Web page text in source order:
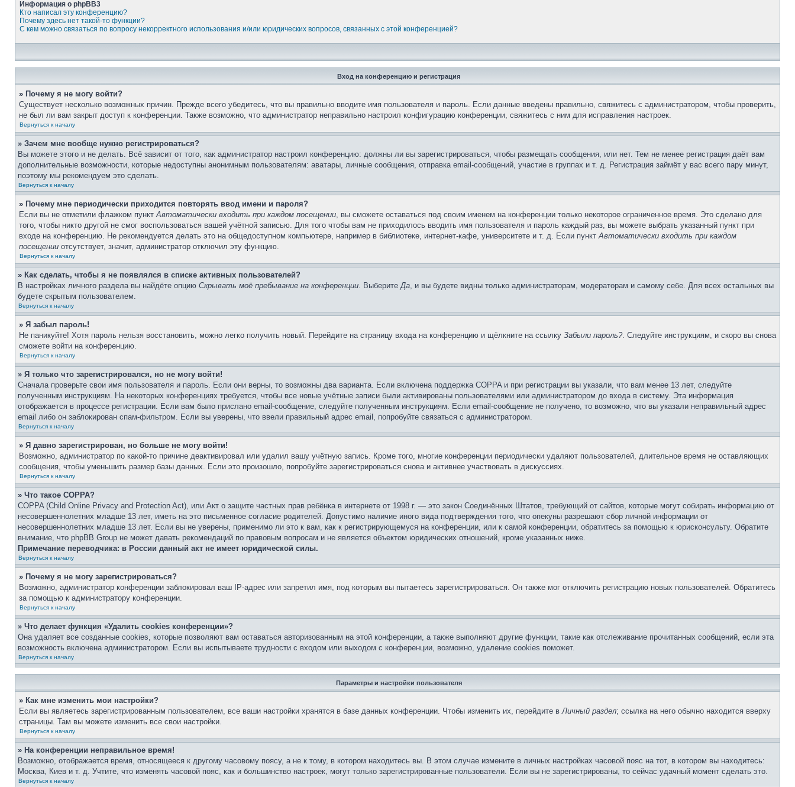
Информация о phpBB3
Кто написал эту конференцию?
Почему здесь нет такой-то функции?
С кем можно связаться по вопросу некорректного использования и/или юридических вопросов, связанных с этой конференцией?
Вход на конференцию и регистрация
» Почему я не могу войти?
Существует несколько возможных причин. Прежде всего убедитесь, что вы правильно вводите имя пользователя и пароль. Если данные введены правильно, свяжитесь с администратором, чтобы проверить,
не был ли вам закрыт доступ к конференции. Также возможно, что администратор неправильно настроил конфигурацию конференции, свяжитесь с ним для исправления настроек.
Вернуться к началу
» Зачем мне вообще нужно регистрироваться?
Вы можете этого и не делать. Всё зависит от того, как администратор настроил конференцию: должны ли вы зарегистрироваться, чтобы размещать сообщения, или нет. Тем не менее регистрация даёт вам
дополнительные возможности, которые недоступны анонимным пользователям: аватары, личные сообщения, отправка email-сообщений, участие в группах и т. д. Регистрация займёт у вас всего пару минут,
поэтому мы рекомендуем это сделать.
Вернуться к началу
» Почему мне периодически приходится повторять ввод имени и пароля?
Если вы не отметили флажком пунктАвтоматически входить при каждом посещении, вы сможете оставаться под своим именем на конференции только некоторое ограниченное время. Это сделано для
того, чтобы никто другой не смог воспользоваться вашей учётной записью. Для того чтобы вам не приходилось вводить имя пользователя и пароль каждый раз, вы можете выбрать указанный пункт при
входе на конференцию. Не рекомендуется делать это на общедоступном компьютере, например в библиотеке, интернет-кафе, университете и т. д. Если пунктАвтоматически входить при каждом
посещении отсутствует, значит, администратор отключил эту функцию.
Вернуться к началу
» Как сделать, чтобы я не появлялся в списке активных пользователей?
В настройках личного раздела вы найдёте опцию Скрывать моё пребывание на конференции. ВыберитеДа, и вы будете видны только администраторам, модераторам и самому себе. Для всех остальных вы
будете скрытым пользователем.
Вернуться к началу
» Я забыл пароль!
Не паникуйте! Хотя пароль нельзя восстановить, можно легко получить новый. Перейдите на страницу входа на конференцию и щёлкните на ссылку Забыли пароль?. Следуйте инструкциям, и скоро вы снова
сможете войти на конференцию.
Вернуться к началу
» Я только что зарегистрировался, но не могу войти!
Сначала проверьте свои имя пользователя и пароль. Если они верны, то возможны два варианта. Если включена поддержка COPPA и при регистрации вы указали, что вам менее 13 лет, следуйте
полученным инструкциям. На некоторых конференциях требуется, чтобы все новые учётные записи были активированы пользователями или администратором до входа в систему. Эта информация
отображается в процессе регистрации. Если вам было прислано email-сообщение, следуйте полученным инструкциям. Если email-сообщение не получено, то возможно, что вы указали неправильный адрес
email либо он заблокирован спам-фильтром. Если вы уверены, что ввели правильный адрес email, попробуйте связаться с администратором.
Вернуться к началу
» Я давно зарегистрирован, но больше не могу войти!
Возможно, администратор по какой-то причине деактивировал или удалил вашу учётную запись. Кроме того, многие конференции периодически удаляют пользователей, длительное время не оставляющих
сообщения, чтобы уменьшить размер базы данных. Если это произошло, попробуйте зарегистрироваться снова и активнее участвовать в дискуссиях.
Вернуться к началу
» Что такое COPPA?
COPPA (Child Online Privacy and Protection Act), или Акт о защите частных прав ребёнка в интернете от 1998 г. — это закон Соединённых Штатов, требующий от сайтов, которые могут собирать информацию от
несовершеннолетних младше 13 лет, иметь на это письменное согласие родителей. Допустимо наличие иного вида подтверждения того, что опекуны разрешают сбор личной информации от
несовершеннолетних младше 13 лет. Если вы не уверены, применимо ли это к вам, как к регистрирующемуся на конференции, или к самой конференции, обратитесь за помощью к юрисконсульту. Обратите
внимание, что phpBB Group не может давать рекомендаций по правовым вопросам и не является объектом юридических отношений, кроме указанных ниже.
Примечание переводчика: в России данный акт не имеет юридической силы.
Вернуться к началу
» Почему я не могу зарегистрироваться?
Возможно, администратор конференции заблокировал ваш IP-адрес или запретил имя, под которым вы пытаетесь зарегистрироваться. Он также мог отключить регистрацию новых пользователей. Обратитесь
за помощью к администратору конференции.
Вернуться к началу
» Что делает функция «Удалить cookies конференции»?
Она удаляет все созданные cookies, которые позволяют вам оставаться авторизованным на этой конференции, а также выполняют другие функции, такие как отслеживание прочитанных сообщений, если эта
возможность включена администратором. Если вы испытываете трудности с входом или выходом с конференции, возможно, удаление cookies поможет.
Вернуться к началу
Параметры и настройки пользователя
» Как мне изменить мои настройки?
Если вы являетесь зарегистрированным пользователем, все ваши настройки хранятся в базе данных конференции. Чтобы изменить их, перейдите вЛичный раздел; ссылка на него обычно находится вверху
страницы. Там вы можете изменить все свои настройки.
Вернуться к началу
» На конференции неправильное время!
Возможно, отображается время, относящееся к другому часовому поясу, а не к тому, в котором находитесь вы. В этом случае измените в личных настройках часовой пояс на тот, в котором вы находитесь:
Москва, Киев и т. д. Учтите, что изменять часовой пояс, как и большинство настроек, могут только зарегистрированные пользователи. Если вы не зарегистрированы, то сейчас удачный момент сделать это.
Вернуться к началу